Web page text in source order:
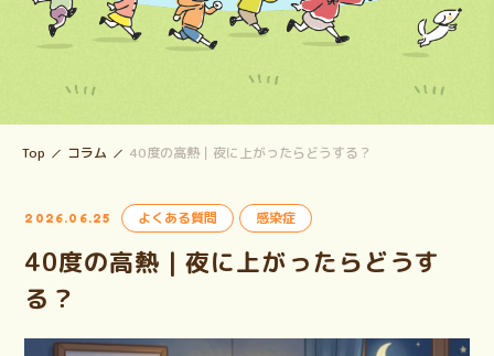
Top コラム 40度の高熱｜夜に上がったらどうする？
2026.06.25 よくある質問 感染症
40度の高熱｜夜に上がったらどうす
る？